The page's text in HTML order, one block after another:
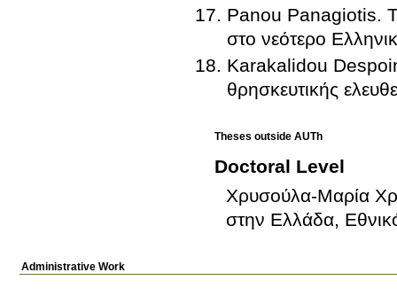
Panou Panagiotis.
στο νεότερο
Karakalidou
θρησκευτικής
Theses outside AUTh
Doctoral Level
Χρυσούλα-Μαρία
στην Ελλάδα,
Administrative Work